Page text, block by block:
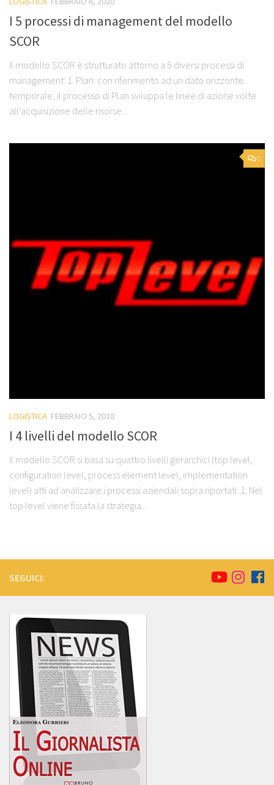
I 5 processi di management del modello
SCOR
Il modello SCOR è strutturato attorno a 5 diversi processi di
management: 1. Plan: con riferimento ad un dato orizzonte
temporale, il processo di Plan sviluppa le linee di azione volte
all’acquisizione delle risorse...
0
LOGISTICA FEBBRAIO 5, 2020
I 4 livelli del modello SCOR
Il modello SCOR si basa su quattro livelli gerarchici (top level,
configuration level, process element level, implementation
level) atti ad analizzare i processi aziendali sopra riportati. 1. Nel
top level viene fissata la strategia...
SEGUICI: